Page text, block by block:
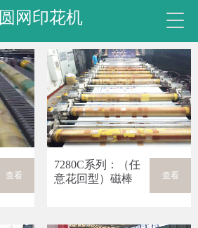
圆网印花机
查看
7280C系列：（任
意花回型）磁棒
查看